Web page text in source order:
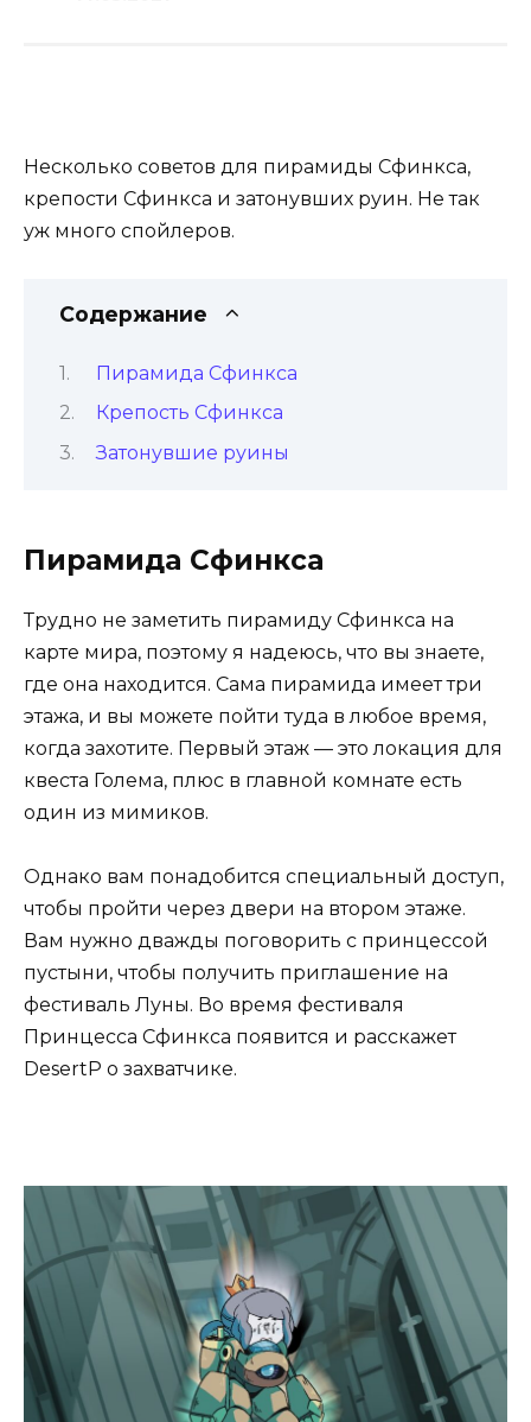
Несколько советов для пирамиды Сфинкса,
крепости Сфинкса и затонувших руин. Не так
уж много спойлеров.
Содержание
Пирамида Сфинкса
Крепость Сфинкса
Затонувшие руины
Пирамида Сфинкса
Трудно не заметить пирамиду Сфинкса на
карте мира, поэтому я надеюсь, что вы знаете,
где она находится. Сама пирамида имеет три
этажа, и вы можете пойти туда в любое время,
когда захотите. Первый этаж — это локация для
квеста Голема, плюс в главной комнате есть
один из мимиков.
Однако вам понадобится специальный доступ,
чтобы пройти через двери на втором этаже.
Вам нужно дважды поговорить с принцессой
пустыни, чтобы получить приглашение на
фестиваль Луны. Во время фестиваля
Принцесса Сфинкса появится и расскажет
DesertP о захватчике.